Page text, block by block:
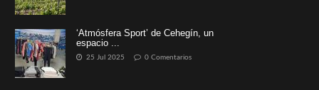
‘Atmósfera Sport’ de Cehegín, un
espacio ...
25 Jul 2025 0 Comentarios